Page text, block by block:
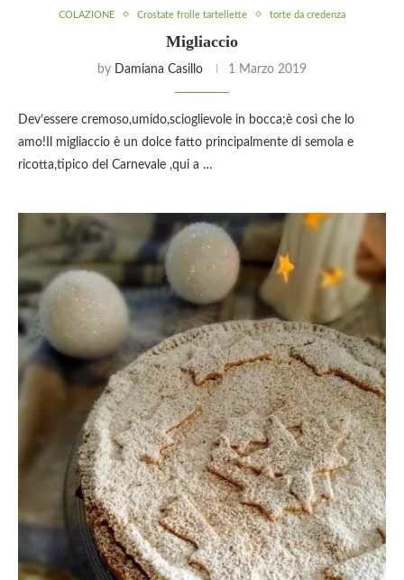
COLAZIONE Crostate frolle tartellette torte da credenza
Migliaccio
by Damiana Casillo 1 Marzo 2019
Dev’essere cremoso,umido,scioglievole in bocca;è così che lo
amo!Il migliaccio è un dolce fatto principalmente di semola e
ricotta,tipico del Carnevale ,qui a …